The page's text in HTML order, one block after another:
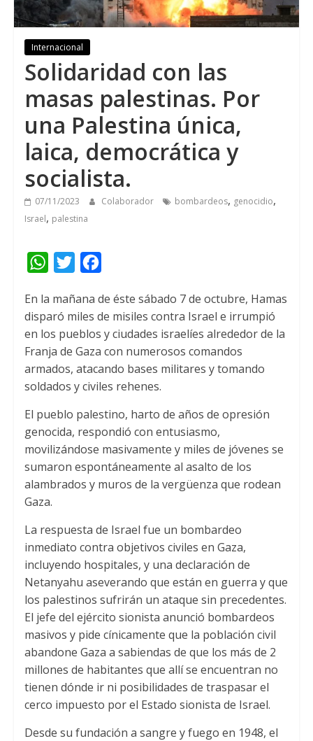
Internacional
Solidaridad con las
masas palestinas. Por
una Palestina única,
laica, democrática y
socialista.
07/11/2023 Colaborador bombardeos, genocidio,
Israel, palestina
W
a
t
s
A
p
p
i
t
t
e
r
c
e
b
o
o
k
En la mañana de éste sábado 7 de octubre, Hamas
disparó miles de misiles contra Israel e irrumpió
en los pueblos y ciudades israelíes alrededor de la
Franja de Gaza con numerosos comandos
armados, atacando bases militares y tomando
soldados y civiles rehenes.
El pueblo palestino, harto de años de opresión
genocida, respondió con entusiasmo,
movilizándose masivamente y miles de jóvenes se
sumaron espontáneamente al asalto de los
alambrados y muros de la vergüenza que rodean
Gaza.
La respuesta de Israel fue un bombardeo
inmediato contra objetivos civiles en Gaza,
incluyendo hospitales, y una declaración de
Netanyahu aseverando que están en guerra y que
los palestinos sufrirán un ataque sin precedentes.
El jefe del ejército sionista anunció bombardeos
masivos y pide cínicamente que la población civil
abandone Gaza a sabiendas de que los más de 2
millones de habitantes que allí se encuentran no
tienen dónde ir ni posibilidades de traspasar el
cerco impuesto por el Estado sionista de Israel.
Desde su fundación a sangre y fuego en 1948, el